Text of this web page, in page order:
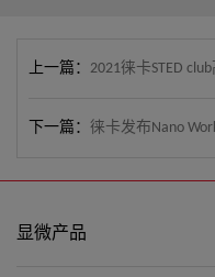
上一篇： 2021徕卡STED
下一篇： 徕卡发布Nano
显微产品